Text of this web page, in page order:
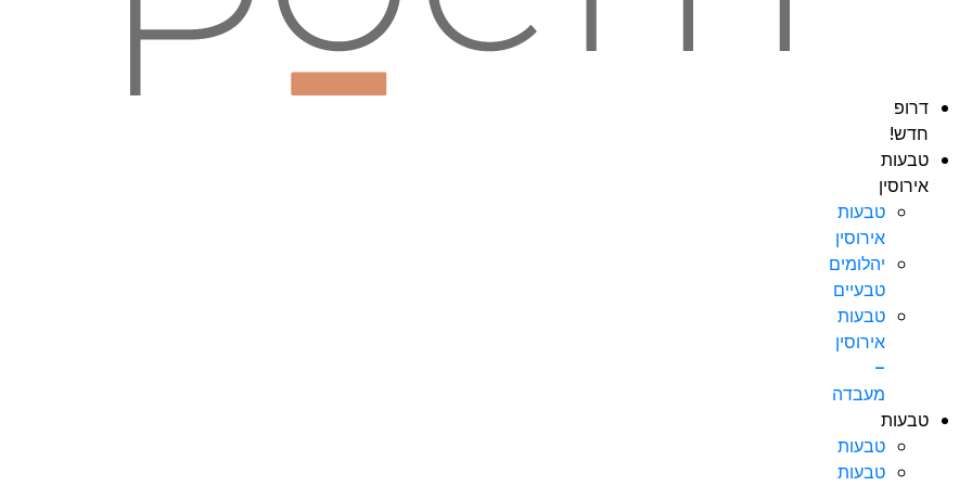
דרופ
חדש!
טבעות
אירוסין
טבעות
אירוסין
יהלומים
טבעיים
טבעות
אירוסין
–
מעבדה
טבעות
טבעות
טבעות